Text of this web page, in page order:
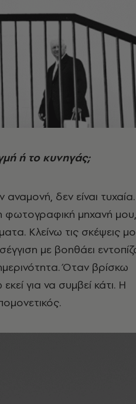
ή το κυνηγάς;
δεν είναι τυχαία.
φωτογραφική μηχανή μου,
Κλείνω τις σκέψεις
με βοηθάει
Όταν βρίσκω
για να συμβεί κάτι. Η